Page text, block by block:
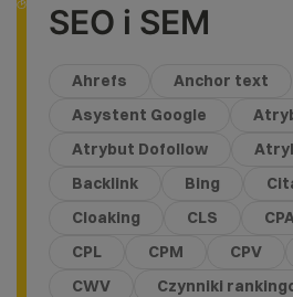
SEO i SEM
Ahrefs
Anchor text
Asystent Google
Atrybut Dofollow
Backlink
Bing
Cloaking
CLS CPA
CPL
CPM CPV
CWV
Czynniki